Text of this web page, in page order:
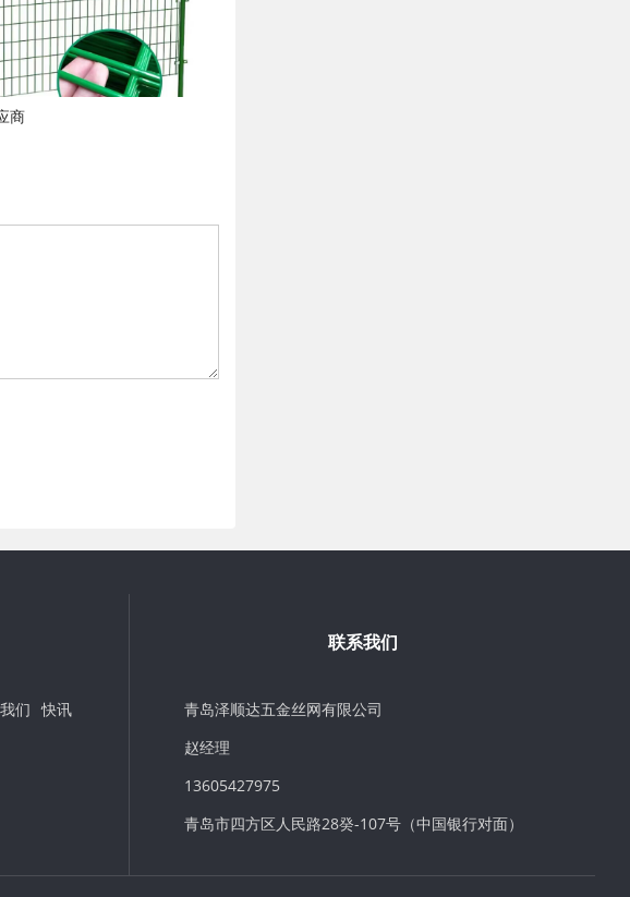
商
们 快讯
联系我们
青岛泽顺达五金丝网有限公司
赵经理
13605427975
青岛市四方区人民路28癸-107号（中国银行对面）